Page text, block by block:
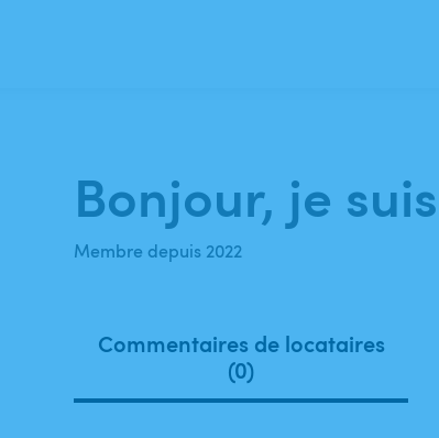
Bonjour, je
Membre depuis 2022
Commentaires de locataires
(0)